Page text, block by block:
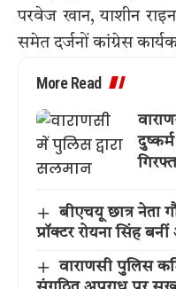
परवेज खान, याशीन
समेत दर्जनों कांग्रेस
More Read
बीएचयू छात्र नेता
प्रॉक्टर रोयना सिंह
वाराणसी पुलिस